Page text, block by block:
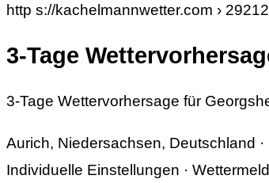
http s://kachelmannwetter.com ›
3-Tage
3-Tage Wettervorhersage für
Aurich, Niedersachsen, Deutschland ·
Individuelle Einstellungen ·